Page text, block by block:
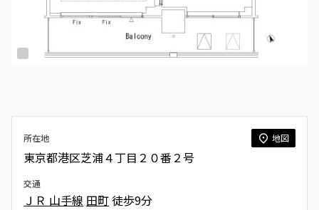
所在地 地図
東京都港区芝浦４丁目２０番２号
交通
ＪＲ 山手線 田町徒歩9分